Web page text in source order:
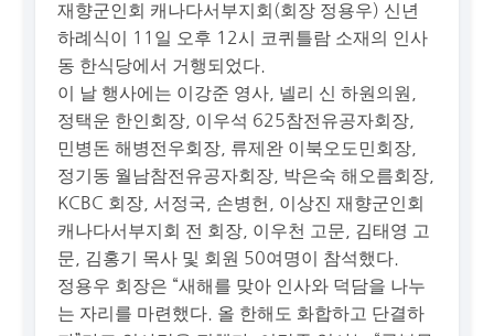
재향군인회 캐나다서부지회(회장 정용우) 신년
하례식이 11일 오후 12시 코퀴틀람 소재의 인사
동 한식당에서 거행되었다.
이 날 행사에는 이강준 영사, 넬리 신 하원의원,
정택운 한인회장, 이우석 625참전유공자회장,
민병돈 해병전우회장, 류제완 이북오도민회장,
정기동 월남참전유공자회장, 박은숙 해오름회장,
KCBC 회장, 서정국, 손병헌, 이상진 재향군인회
캐나다서부지회 전 회장, 이우천 고문, 김태영 고
문, 김홍기 목사 및 회원 50여명이 참석했다.
정용우 회장은 “새해를 맞아 인사와 덕담을 나누
는 자리를 마련했다. 올 한해도 화합하고 단결하